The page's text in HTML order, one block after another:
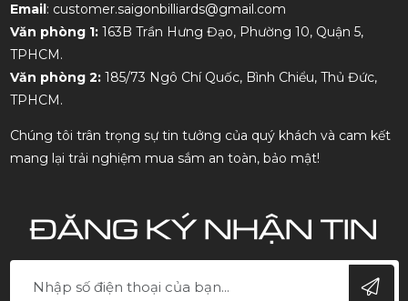
Email: customer.saigonbilliards@gmail.com
Văn phòng 1:163B Trần Hưng Đạo, Phường 10, Quận 5,
TPHCM.
Văn phòng 2:185/73 Ngô Chí Quốc, Bình Chiểu, Thủ Đức,
TPHCM.
Chúng tôi trân trọng sự tin tưởng của quý khách và cam kết
mang lại trải nghiệm mua sắm an toàn, bảo mật!
ĐĂNG KÝ NHẬN TIN